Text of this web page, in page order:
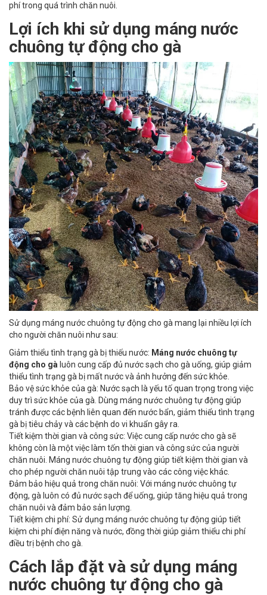
phí trong quá trình chăn nuôi.
Lợi ích khi sử dụng máng nước
chuông tự động cho gà
Sử dụng máng nước chuông tự động cho gà mang lại nhiều lợi ích
cho người chăn nuôi như sau:
Giảm thiểu tình trạng gà bị thiếu nước: Máng nước chuông tự
động cho gà luôn cung cấp đủ nước sạch cho gà uống, giúp giảm
thiểu tình trạng gà bị mất nước và ảnh hưởng đến sức khỏe.
Bảo vệ sức khỏe của gà: Nước sạch là yếu tố quan trọng trong việc
duy trì sức khỏe của gà. Dùng máng nước chuông tự động giúp
tránh được các bệnh liên quan đến nước bẩn, giảm thiểu tình trạng
gà bị tiêu chảy và các bệnh do vi khuẩn gây ra.
Tiết kiệm thời gian và công sức: Việc cung cấp nước cho gà sẽ
không còn là một việc làm tốn thời gian và công sức của người
chăn nuôi. Máng nước chuông tự động giúp tiết kiệm thời gian và
cho phép người chăn nuôi tập trung vào các công việc khác.
Đảm bảo hiệu quả trong chăn nuôi: Với máng nước chuông tự
động, gà luôn có đủ nước sạch để uống, giúp tăng hiệu quả trong
chăn nuôi và đảm bảo sản lượng.
Tiết kiệm chi phí: Sử dụng máng nước chuông tự động giúp tiết
kiệm chi phí điện năng và nước, đồng thời giúp giảm thiểu chi phí
điều trị bệnh cho gà.
Cách lắp đặt và sử dụng máng
nước chuông tự động cho gà